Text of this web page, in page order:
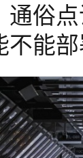
通俗
不能